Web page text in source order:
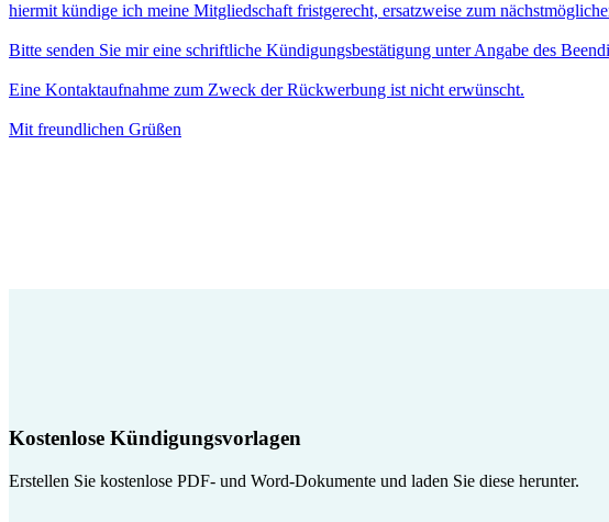
hiermit kündige ich meine Mitgliedschaft fristgerecht, ersatzweise zum
Bitte senden Sie mir eine schriftliche Kündigungsbestätigung unter Angabe des
Eine Kontaktaufnahme zum Zweck der Rückwerbung ist nicht erwünscht.
Mit freundlichen Grüßen
Kostenlose Kündigungsvorlagen
Erstellen Sie kostenlose PDF- und Word-Dokumente und laden Sie diese herunter.